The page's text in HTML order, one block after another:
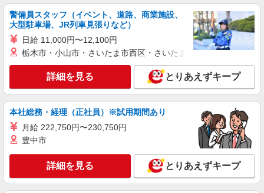
キープ 詳細を見る
株式会社kotrio /●TK-H-1878311
NEW
＜デイサービス/館林駅＞面接なし！最短3日
で仕事スタート可◎
時給1500円〜2125円 ＜日払い有/週払い有/交
通費全支給(ガソリン代含む)＞
群馬県館林市/館林駅すぐ◎車通勤OK
詳細を見る
株式会社kotrio /●TK-H-1849907
NEW
成島駅＊サ高住STAFF＊曜日不問・週3〜
警備員スタッフ（イベント、道路、商業施設、
大型駐車場、JR列車見張りなど）
日給 11,000円〜12,100円
栃木市・小山市・さいたま市西区・さいたま市岩槻区・久喜市・
詳細を見る とりあえずキープ
本社総務・経理（正社員）※試用期間あり
月給 222,750円〜230,750円
豊中市
詳細を見る とりあえずキープ